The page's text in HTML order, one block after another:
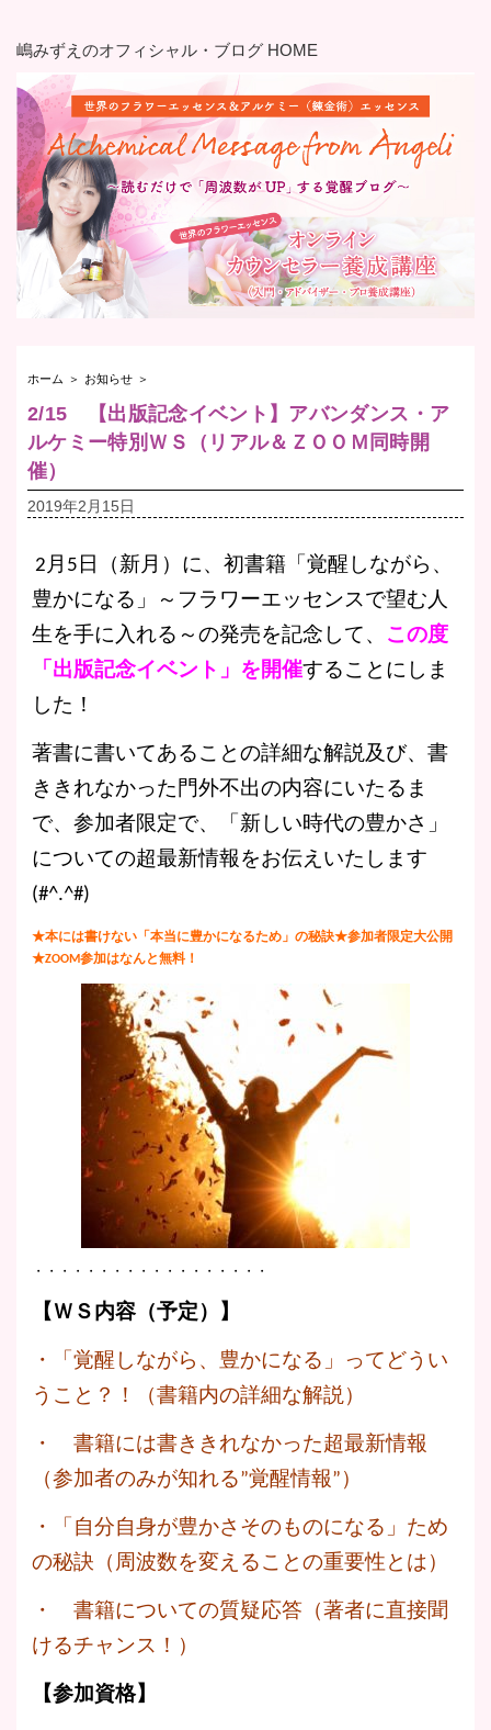
嶋みずえのオフィシャル・ブログ HOME
ホーム ＞ お知らせ ＞
2/15 【出版記念イベント】アバンダンス・ア
ルケミー特別ＷＳ（リアル＆ＺＯＯＭ同時開
催）
2019年2月15日
2月5日（新月）に、初書籍「覚醒しながら、
豊かになる」～フラワーエッセンスで望む人
生を手に入れる～の発売を記念して、
この度
「出版記念イベント」を開催することにしま
した！
著書に書いてあることの詳細な解説及び、書
ききれなかった門外不出の内容にいたるま
で、参加者限定で、「新しい時代の豊かさ」
についての超最新情報をお伝えいたします
(#^.^#)
★本には書けない「本当に豊かになるため」の秘訣★参加者限定大公開
★ZOOM参加はなんと無料！
・・・・・・・・・・・・・・・・・・
【ＷＳ内容（予定）】
・「覚醒しながら、豊かになる」ってどうい
うこと？！（書籍内の詳細な解説）
・ 書籍には書ききれなかった超最新情報
（参加者のみが知れる”覚醒情報”）
・「自分自身が豊かさそのものになる」ため
の秘訣（周波数を変えることの重要性とは）
・ 書籍についての質疑応答（著者に直接聞
けるチャンス！）
【参加資格】